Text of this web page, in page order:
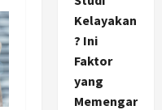
Kelayakan
? Ini
Faktor
yang
Memengar